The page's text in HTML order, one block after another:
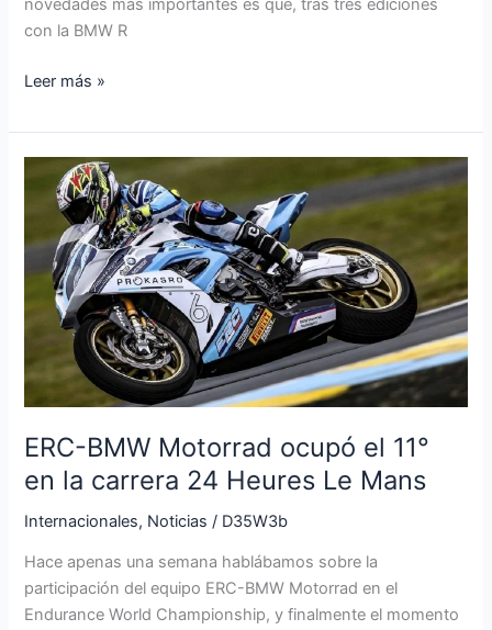
novedades más importantes es que, tras tres ediciones
con la BMW R
Leer más »
ERC-BMW Motorrad ocupó el 11°
en la carrera 24 Heures Le Mans
Internacionales, Noticias / D35W3b
Hace apenas una semana hablábamos sobre la
participación del equipo ERC-BMW Motorrad en el
Endurance World Championship, y finalmente el momento
BMW
Motorrad
ocupó
el
11°
en
carrera
24
Le
Mans